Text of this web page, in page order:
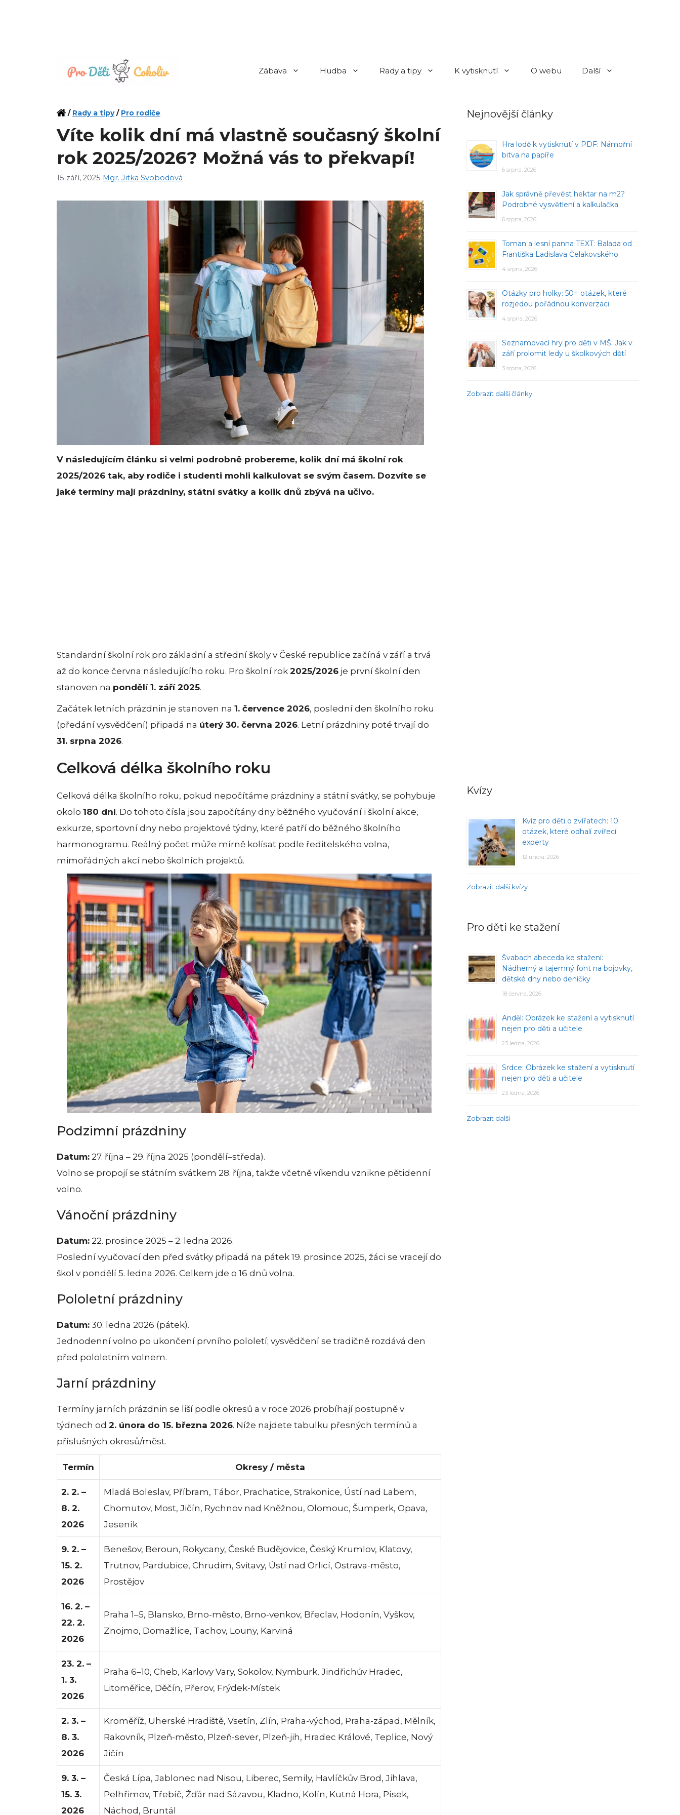
Zábava Hudba Rady a tipy K vytisknutí O webu Další
/ Rady a tipy/ Pro rodiče
Víte kolik dní má vlastně současný školní
rok 2025/2026? Možná vás to překvapí!
15 září, 2025 Mgr. Jitka Svobodová
V následujícím článku si velmi podrobně probereme, kolik dní má školní rok
2025/2026 tak, aby rodiče i studenti mohli kalkulovat se svým časem. Dozvíte se
jaké termíny mají prázdniny, státní svátky a kolik dnů zbývá na učivo.
Standardní školní rok pro základní a střední školy v České republice začíná v září a trvá
až do konce června následujícího roku. Pro školní rok 2025/2026 je první školní den
stanoven na pondělí 1. září 2025.
Začátek letních prázdnin je stanoven na 1. července 2026, poslední den školního roku
(předání vysvědčení) připadá na úterý 30. června 2026. Letní prázdniny poté trvají do
31. srpna 2026.
Celková délka školního roku
Celková délka školního roku, pokud nepočítáme prázdniny a státní svátky, se pohybuje
okolo 180 dní. Do tohoto čísla jsou započítány dny běžného vyučování i školní akce,
exkurze, sportovní dny nebo projektové týdny, které patří do běžného školního
harmonogramu. Reálný počet může mírně kolísat podle ředitelského volna,
mimořádných akcí nebo školních projektů.
Podzimní prázdniny
Datum: 27. října – 29. října 2025 (pondělí–středa).
Volno se propojí se státním svátkem 28. října, takže včetně víkendu vznikne pětidenní
volno.
Vánoční prázdniny
Datum: 22. prosince 2025 – 2. ledna 2026.
Poslední vyučovací den před svátky připadá na pátek 19. prosince 2025, žáci se vracejí do
škol v pondělí 5. ledna 2026. Celkem jde o 16 dnů volna.
Pololetní prázdniny
Datum: 30. ledna 2026 (pátek).
Jednodenní volno po ukončení prvního pololetí; vysvědčení se tradičně rozdává den
před pololetním volnem.
Jarní prázdniny
Termíny jarních prázdnin se liší podle okresů a v roce 2026 probíhají postupně v
týdnech od 2. února do 15. března 2026. Níže najdete tabulku přesných termínů a
příslušných okresů/měst.
Termín Okresy / města
2. 2. –
8. 2.
2026
Mladá Boleslav, Příbram, Tábor, Prachatice, Strakonice, Ústí nad Labem,
Chomutov, Most, Jičín, Rychnov nad Kněžnou, Olomouc, Šumperk, Opava,
Jeseník
9. 2. –
15. 2.
2026
Benešov, Beroun, Rokycany, České Budějovice, Český Krumlov, Klatovy,
Trutnov, Pardubice, Chrudim, Svitavy, Ústí nad Orlicí, Ostrava-město,
Prostějov
16. 2. –
22. 2.
2026
Praha 1–5, Blansko, Brno-město, Brno-venkov, Břeclav, Hodonín, Vyškov,
Znojmo, Domažlice, Tachov, Louny, Karviná
23. 2. –
1. 3.
2026
Praha 6–10, Cheb, Karlovy Vary, Sokolov, Nymburk, Jindřichův Hradec,
Litoměřice, Děčín, Přerov, Frýdek-Místek
2. 3. –
8. 3.
2026
Kroměříž, Uherské Hradiště, Vsetín, Zlín, Praha-východ, Praha-západ, Mělník,
Rakovník, Plzeň-město, Plzeň-sever, Plzeň-jih, Hradec Králové, Teplice, Nový
Jičín
9. 3. –
15. 3.
2026
Česká Lípa, Jablonec nad Nisou, Liberec, Semily, Havlíčkův Brod, Jihlava,
Pelhřimov, Třebíč, Žďár nad Sázavou, Kladno, Kolín, Kutná Hora, Písek,
Náchod, Bruntál
Nejnovější články
Hra lodě k vytisknutí v PDF: Námořní
bitva na papíře
6 srpna, 2026
Jak správně převést hektar na m2?
Podrobné vysvětlení a kalkulačka
6 srpna, 2026
Toman a lesní panna TEXT: Balada od
Františka Ladislava Čelakovského
4 srpna, 2026
Otázky pro holky: 50+ otázek, které
rozjedou pořádnou konverzaci
4 srpna, 2026
Seznamovací hry pro děti v MŠ: Jak v
září prolomit ledy u školkových dětí
3 srpna, 2026
Zobrazit další články
Kvízy
Kvíz pro děti o zvířatech: 10
otázek, které odhalí zvířecí
experty
12 února, 2026
Zobrazit další kvízy
Pro děti ke stažení
Švabach abeceda ke stažení:
Nádherný a tajemný font na bojovky,
dětské dny nebo deníčky
18 června, 2026
Anděl: Obrázek ke stažení a vytisknutí
nejen pro děti a učitele
23 ledna, 2026
Srdce: Obrázek ke stažení a vytisknutí
nejen pro děti a učitele
23 ledna, 2026
Zobrazit další